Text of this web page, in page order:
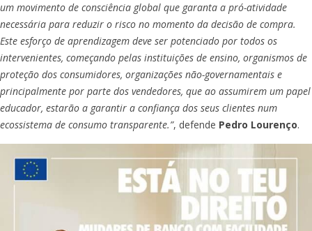
um movimento de consciência global que garanta a pró-atividade
necessária para reduzir o risco no momento da decisão de compra.
Este esforço de aprendizagem deve ser potenciado por todos os
intervenientes, começando pelas instituições de ensino, organismos de
proteção dos consumidores, organizações não-governamentais e
principalmente por parte dos vendedores, que ao assumirem um papel
educador, estarão a garantir a confiança dos seus clientes num
ecossistema de consumo transparente.”, defende Pedro Lourenço.